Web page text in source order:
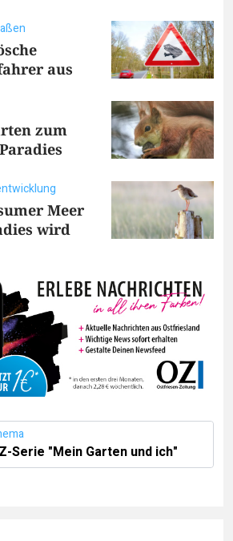
aus
zum
Meer
wird
Serie "Mein Garten und ich"